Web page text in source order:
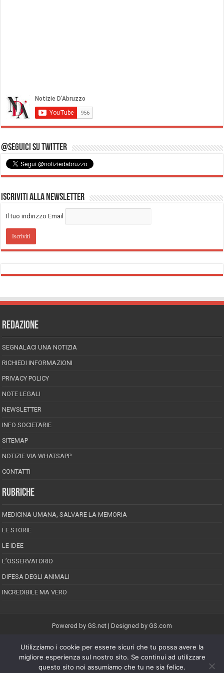
@Seguici su Twitter
Iscriviti alla Newsletter
Il tuo indirizzo Email
REDAZIONE
SEGNALACI UNA NOTIZIA
RICHIEDI INFORMAZIONI
PRIVACY POLICY
NOTE LEGALI
NEWSLETTER
INFO SOCIETARIE
SITEMAP
NOTIZIE VIA WHATSAPP
CONTATTI
RUBRICHE
MEDICINA UMANA, SALVARE LA MEMORIA
LE STORIE
LE IDEE
L’OSSERVATORIO
DIFESA DEGLI ANIMALI
INCREDIBILE MA VERO
Powered by GS.net | Designed by GS.com
EPINEION EDITRICE S.R.L.P.Iva 02008710689
Registrazione Tribunale di Pescara reg. speciale della stampa n.08/2012
Direttore responsabile: Maurizio Piccinino
Utilizziamo i cookie per essere sicuri che tu possa avere la
migliore esperienza sul nostro sito. Se continui ad utilizzare
questo sito noi assumiamo che tu ne sia felice.